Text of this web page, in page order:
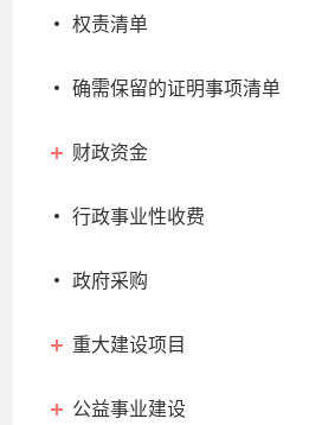
权责清单
确需保留的证明事项清单
财政资金
行政事业性收费
政府采购
重大建设项目
公益事业建设